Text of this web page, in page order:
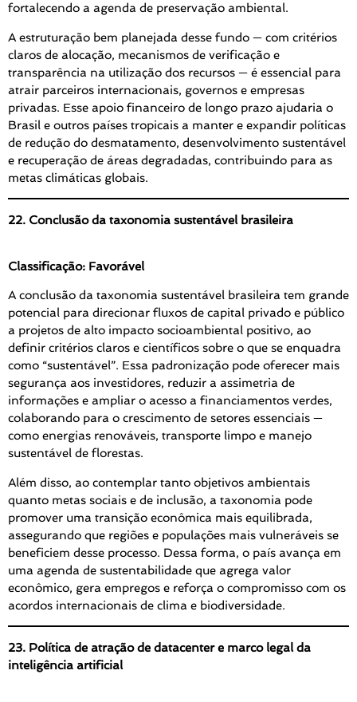
fortalecendo a agenda de preservação ambiental.
A estruturação bem planejada desse fundo — com critérios
claros de alocação, mecanismos de verificação e
transparência na utilização dos recursos — é essencial para
atrair parceiros internacionais, governos e empresas
privadas. Esse apoio financeiro de longo prazo ajudaria o
Brasil e outros países tropicais a manter e expandir políticas
de redução do desmatamento, desenvolvimento sustentável
e recuperação de áreas degradadas, contribuindo para as
metas climáticas globais.
22. Conclusão da taxonomia sustentável brasileira
Classificação: Favorável
A conclusão da taxonomia sustentável brasileira tem grande
potencial para direcionar fluxos de capital privado e público
a projetos de alto impacto socioambiental positivo, ao
definir critérios claros e científicos sobre o que se enquadra
como “sustentável”. Essa padronização pode oferecer mais
segurança aos investidores, reduzir a assimetria de
informações e ampliar o acesso a financiamentos verdes,
colaborando para o crescimento de setores essenciais —
como energias renováveis, transporte limpo e manejo
sustentável de florestas.
Além disso, ao contemplar tanto objetivos ambientais
quanto metas sociais e de inclusão, a taxonomia pode
promover uma transição econômica mais equilibrada,
assegurando que regiões e populações mais vulneráveis se
beneficiem desse processo. Dessa forma, o país avança em
uma agenda de sustentabilidade que agrega valor
econômico, gera empregos e reforça o compromisso com os
acordos internacionais de clima e biodiversidade.
23. Política de atração de datacenter e marco legal da
inteligência artificial